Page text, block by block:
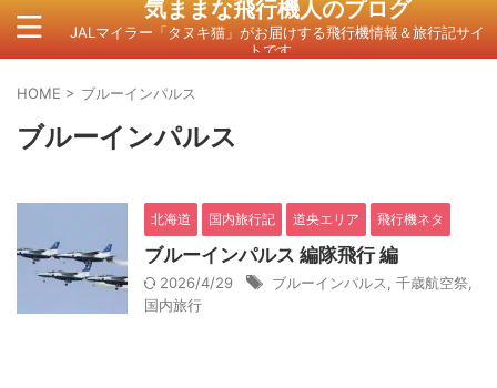
気ままな飛行機人のプログ
JALマイラー「タヌキ猫」がお届けする飛行機情報＆旅行記サイ
トです。
HOME > ブルーインパルス
ブルーインパルス
北海道 国内旅行記 道央エリア 飛行機ネタ
ブルーインパルス 編隊飛行 編
2026/4/29 ブルーインパルス 千歳航空祭
国内旅行